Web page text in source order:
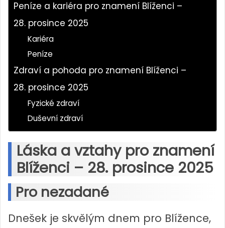
Peníze a kariéra pro znamení Blíženci –
28. prosince 2025
Kariéra
Peníze
Zdraví a pohoda pro znamení Blíženci –
28. prosince 2025
Fyzické zdraví
Duševní zdraví
Láska a vztahy pro znamení
Blíženci – 28. prosince 2025
Pro nezadané
Dnešek je skvělým dnem pro Blížence,